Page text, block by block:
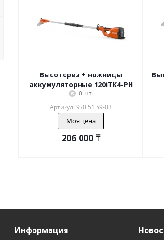
Высоторез + ножницы
аккумуляторные 120iTK4-PH
0 шт.
Артикул: 970 51 59-03
Моя цена
206 000₸
Информация